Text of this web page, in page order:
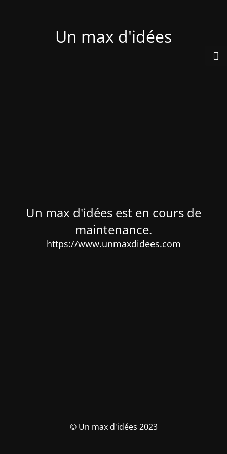
Un max d'idées
Un max d'idées est en cours de
maintenance.
https://www.unmaxdidees.com
© Un max d'idées 2023